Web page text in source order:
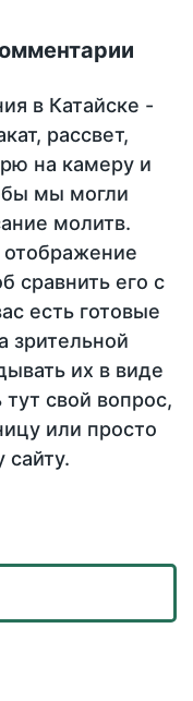
в Катайске -
рассвет,
на камеру и
мы могли
молитв.
отображение
сравнить его с
есть готовые
зрительной
их в виде
свой вопрос,
или просто
сайту.